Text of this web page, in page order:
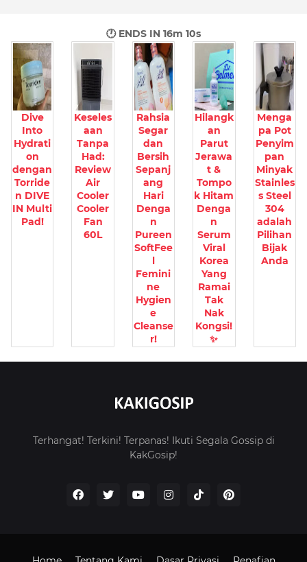
🕐 ENDS IN16m 9s
Dive
Into
Hydrati
on
dengan
Torride
n DIVE
IN Multi
Pad!
Keseles
aan
Tanpa
Had:
Review
Air
Cooler
Cooler
Fan
60L
Rahsia
Segar
dan
Bersih
Sepanj
ang
Hari
Denga
n
Pureen
SoftFee
l
Femini
ne
Hygien
e
Cleanse
r!
Hilangk
an
Parut
Jerawa
t &
Tompo
k Hitam
Denga
n
Serum
Viral
Korea
Yang
Ramai
Tak
Nak
Kongsi!
✨
Menga
pa Pot
Penyim
pan
Minyak
Stainles
s Steel
304
adalah
Pilihan
Bijak
Anda
Terhangat! Terkini! Terpanas! Ikuti Segala Gossip di
KakGosip!